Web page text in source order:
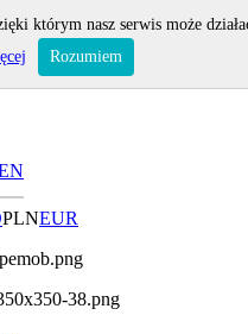
PLNEUR
którym nasz serwis może
Rozumiem